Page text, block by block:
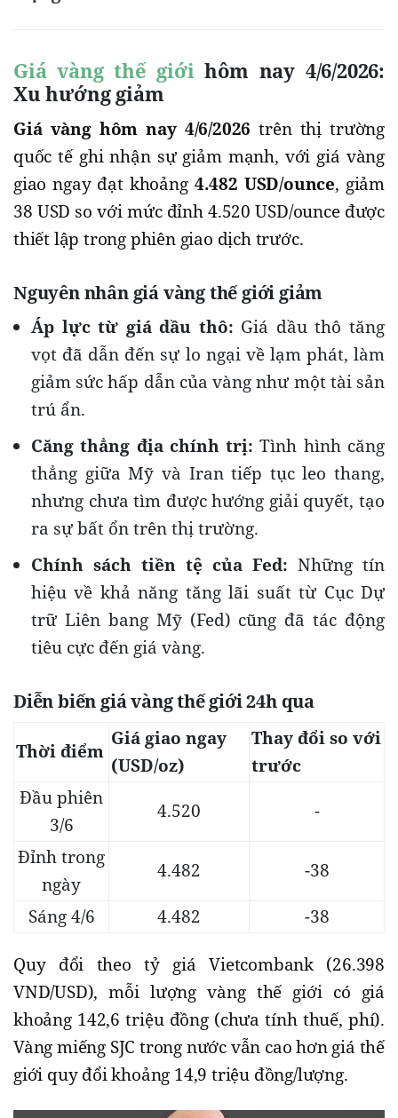
Giá vàng thế giới hôm nay 4/6/2026:
Xu hướng giảm
Giá vàng hôm nay 4/6/2026 trên thị trường
quốc tế ghi nhận sự giảm mạnh, với giá vàng
giao ngay đạt khoảng 4.482 USD/ounce, giảm
38 USD so với mức đỉnh 4.520 USD/ounce được
thiết lập trong phiên giao dịch trước.
Nguyên nhân giá vàng thế giới giảm
Áp lực từ giá dầu thô: Giá dầu thô tăng
vọt đã dẫn đến sự lo ngại về lạm phát, làm
giảm sức hấp dẫn của vàng như một tài sản
trú ẩn.
Căng thẳng địa chính trị: Tình hình căng
thẳng giữa Mỹ và Iran tiếp tục leo thang,
nhưng chưa tìm được hướng giải quyết, tạo
ra sự bất ổn trên thị trường.
Chính sách tiền tệ của Fed: Những tín
hiệu về khả năng tăng lãi suất từ Cục Dự
trữ Liên bang Mỹ (Fed) cũng đã tác động
tiêu cực đến giá vàng.
Diễn biến giá vàng thế giới 24h qua
Thời điểm
Giá giao ngay
(USD/oz)
Thay đổi so với
trước
Đầu phiên
3/6
4.520
-
Đỉnh trong
ngày
4.482
-38
Sáng 4/6
4.482 -38
Quy đổi theo tỷ giá Vietcombank (26.398
VND/USD), mỗi lượng vàng thế giới có giá
khoảng 142,6 triệu đồng (chưa tính thuế, phí).
Vàng miếng SJC trong nước vẫn cao hơn giá thế
giới quy đổi khoảng 14,9 triệu đồng/lượng.